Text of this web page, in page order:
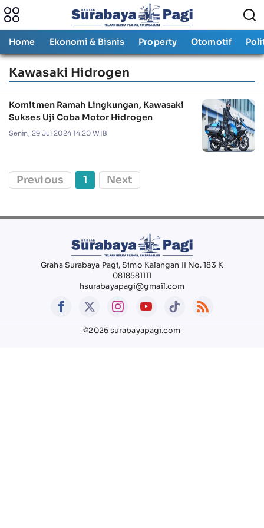
Home Ekonomi & Bisnis Property Otomotif
Kawasaki Hidrogen
Komitmen Ramah Lingkungan, Kawasaki
Sukses Uji Coba Motor Hidrogen
Senin, 29 Jul 2024 14:20 WIB
Previous 1 Next
Graha Surabaya Pagi, Simo Kalangan II No. 183 K
0818581111
hsurabayapagi@gmail.com
©2026 surabayapagi.com